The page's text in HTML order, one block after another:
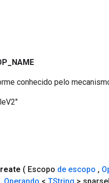
NAME
conhecido pelo
( Escopo de escopo ,